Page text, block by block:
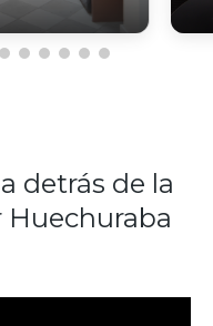
detrás de la